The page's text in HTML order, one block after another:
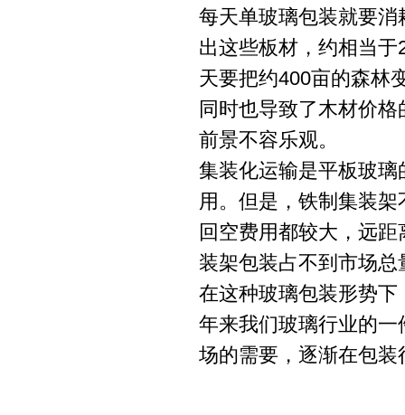
每天单玻璃包装就要
出这些板材，约相当
天要把约400亩的森林
同时也导致了木材价
前景不容乐观。
集装化运输是平板玻
用。但是，铁制集装
回空费用都较大，远
装架包装占不到市场总
在这种玻璃包装形势
年来我们玻璃行业的
场的需要，逐渐在包